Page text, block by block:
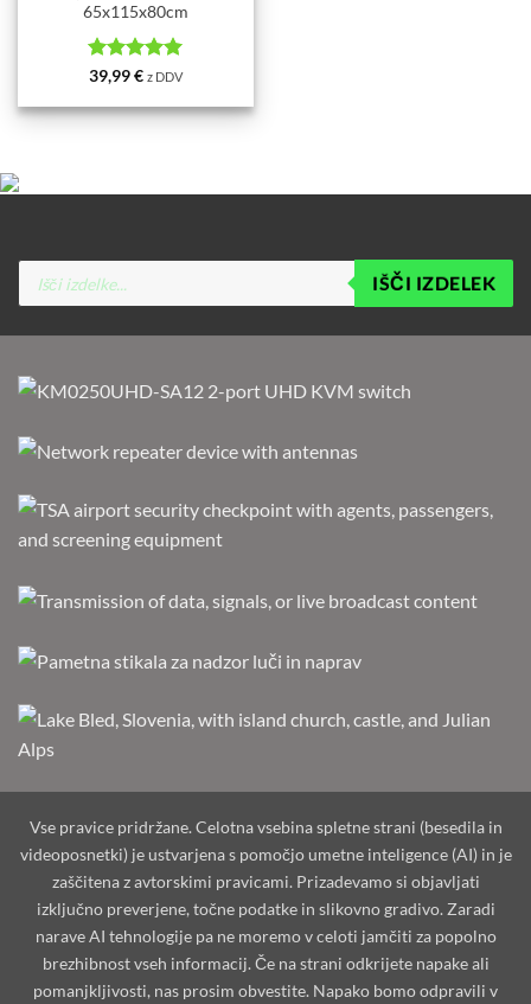
65x115x80cm
Ocenjeno5
39,99€ z DDV
Products
search
IŠČI IZDELEK
Vse pravice pridržane. Celotna vsebina spletne strani (besedila in
videoposnetki) je ustvarjena s pomočjo umetne inteligence (AI) in je
zaščitena z avtorskimi pravicami. Prizadevamo si objavljati
izključno preverjene, točne podatke in slikovno gradivo. Zaradi
narave AI tehnologije pa ne moremo v celoti jamčiti za popolno
brezhibnost vseh informacij. Če na strani odkrijete napake ali
pomanjkljivosti, nas prosim obvestite. Napako bomo odpravili v